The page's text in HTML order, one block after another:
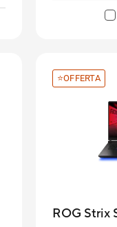
⭐OFFERTA
ROG Strix